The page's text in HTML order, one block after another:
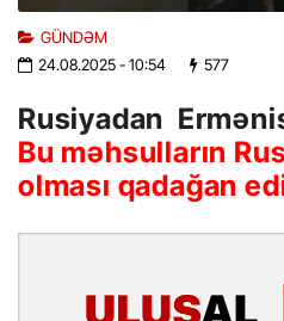
GÜNDƏM
24.08.2025- 10:54 577
Rusiyadan
Bu məhsulların
olması qadağan